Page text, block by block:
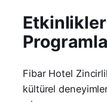
Fibar Hotel
kültürel